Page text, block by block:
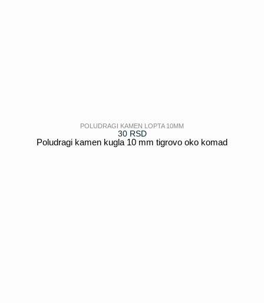
POLUDRAGI KAMEN LOPTA 10MM
30 RSD
Poludragi kamen kugla 10 mm tigrovo oko komad